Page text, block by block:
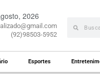
2026
(92)98503-5952
Esportes